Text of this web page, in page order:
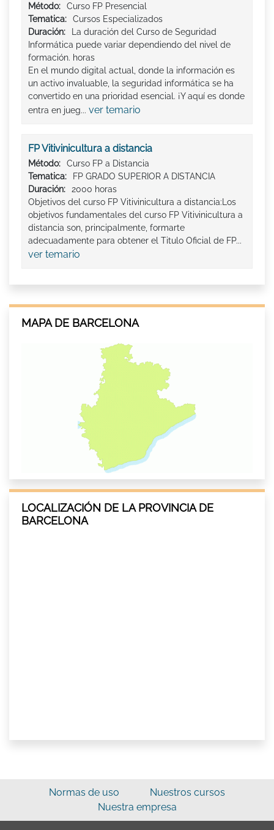
Método:
Curso FP Presencial
Tematica:
Cursos Especializados
Duración:
La duración del Curso de Seguridad
Informática puede variar dependiendo del nivel de
formación. horas
En el mundo digital actual, donde la información es
un activo invaluable, la seguridad informática se ha
convertido en una prioridad esencial. ¡Y aquí es donde
entra en jueg... ver temario
FP Vitivinicultura a distancia
Método:
Curso FP a Distancia
Tematica:
FP GRADO SUPERIOR A DISTANCIA
Duración:
2000 horas
Objetivos del curso FP Vitivinicultura a distancia:Los
objetivos fundamentales del curso FP Vitivinicultura a
distancia son, principalmente, formarte
adecuadamente para obtener el Titulo Oficial de FP...
ver temario
MAPA DE BARCELONA
LOCALIZACIÓN DE LA PROVINCIA DE
BARCELONA
Normas de uso
Nuestros cursos
Nuestra empresa